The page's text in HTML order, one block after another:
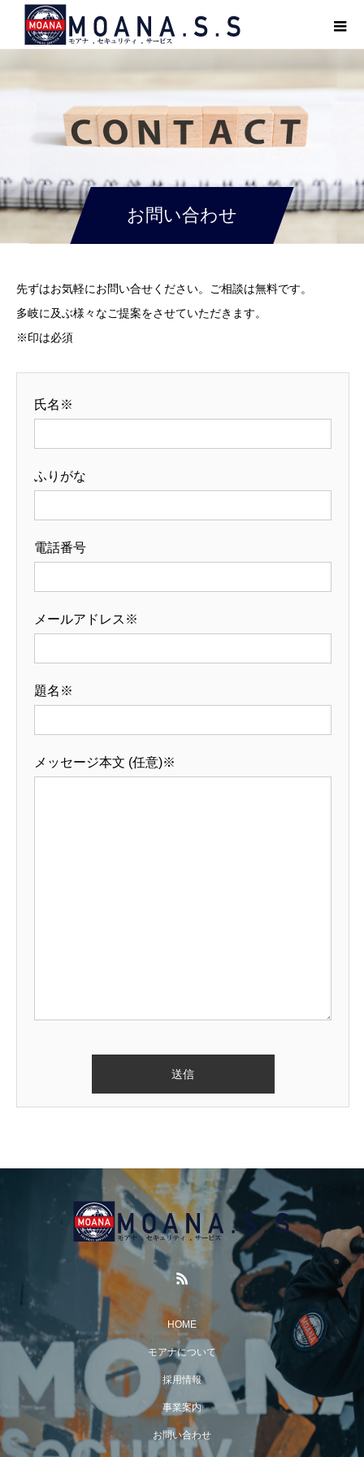
お問い合わせ
先ずはお気軽にお問い合せください。ご相談は無料です。
多岐に及ぶ様々なご提案をさせていただきます。
※印は必須
氏名※
ふりがな
電話番号
メールアドレス※
題名※
メッセージ本文 (任意)※
HOME
モアナについて
採用情報
事業案内
お問い合わせ